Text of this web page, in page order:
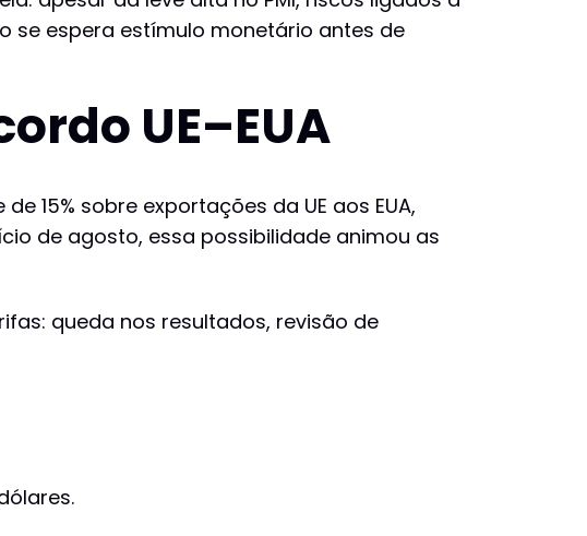
se espera estímulo monetário antes de
UE–EUA
15% sobre exportações da UE aos EUA,
de agosto, essa possibilidade animou as
queda nos resultados, revisão de